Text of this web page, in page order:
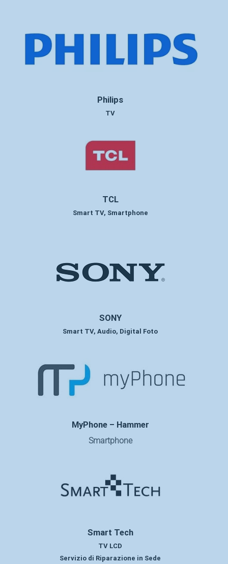
Philips
TV
TCL
Smart TV, Smartphone
SONY
Smart TV, Audio, Digital Foto
MyPhone – Hammer
Smartphone
Smart Tech
TV LCD
Servizio di Riparazione in Sede